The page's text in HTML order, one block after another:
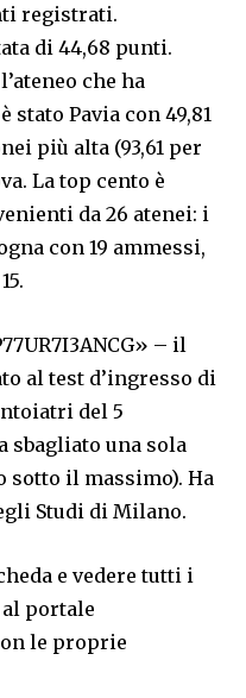
registrati.
di 44,68 punti.
che ha
Pavia con 49,81
più alta (93,61 per
La top cento è
da 26 atenei: i
con 19 ammessi,
– il
al test d’ingresso di
del 5
sbagliato una sola
sotto il massimo). Ha
Studi di Milano.
e vedere tutti i
portale
le proprie